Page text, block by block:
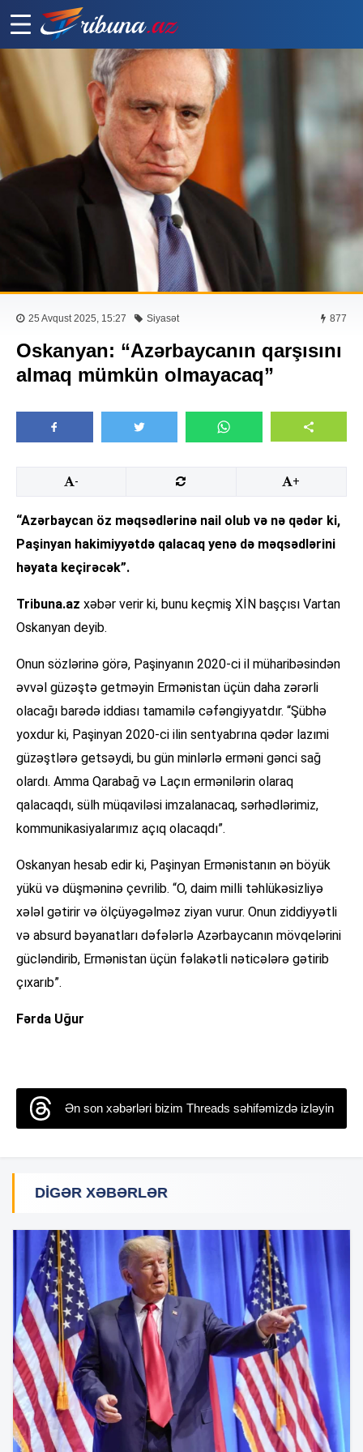
25 Avqust 2025, 15:27 Siyasət 877
Oskanyan: “Azərbaycanın qarşısını
almaq mümkün olmayacaq”
- +
“Azərbaycan öz məqsədlərinə nail olub və nə qədər ki,
Paşinyan hakimiyyətdə qalacaq yenə də məqsədlərini
həyata keçirəcək”.
Tribuna.az xəbər verir ki, bunu keçmiş XİN başçısı Vartan
Oskanyan deyib.
Onun sözlərinə görə, Paşinyanın 2020-ci il müharibəsindən
əvvəl güzəştə getməyin Ermənistan üçün daha zərərli
olacağı barədə iddiası tamamilə cəfəngiyyatdır. “Şübhə
yoxdur ki, Paşinyan 2020-ci ilin sentyabrına qədər lazımi
güzəştlərə getsəydi, bu gün minlərlə erməni gənci sağ
olardı. Amma Qarabağ və Laçın ermənilərin olaraq
qalacaqdı, sülh müqaviləsi imzalanacaq, sərhədlərimiz,
kommunikasiyalarımız açıq olacaqdı”.
Oskanyan hesab edir ki, Paşinyan Ermənistanın ən böyük
yükü və düşməninə çevrilib. “O, daim milli təhlükəsizliyə
xələl gətirir və ölçüyəgəlməz ziyan vurur. Onun ziddiyyətli
və absurd bəyanatları dəfələrlə Azərbaycanın mövqelərini
gücləndirib, Ermənistan üçün fəlakətli nəticələrə gətirib
çıxarıb”.
Fərda Uğur
Ən son xəbərləri bizim Threads səhifəmizdə izləyin
DIGƏR XƏBƏRLƏR